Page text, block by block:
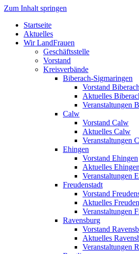
Zum Inhalt springen
Startseite
Aktuelles
Wir LandFrauen
Geschäftsstelle
Vorstand
Kreisverbände
Biberach-Sigmaringen
Vorstand
Aktuelles
Veranstaltungen
Calw
Vorstand Calw
Aktuelles Calw
Veranstaltungen
Ehingen
Vorstand Ehingen
Aktuelles Ehingen
Veranstaltungen
Freudenstadt
Vorstand
Aktuelles
Veranstaltungen
Ravensburg
Vorstand
Aktuelles
Veranstaltungen